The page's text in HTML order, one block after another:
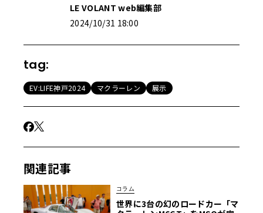
LE VOLANT web編集部
2024/10/31 18:00
tag:
EV:LIFE神戸2024 マクラーレン 展示
関連記事
コラム
世界に3台の幻のロードカー「マ